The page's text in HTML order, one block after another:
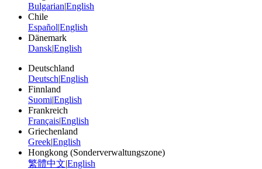
Bulgarian|English
Chile
Español|English
Dänemark
Dansk|English
Deutschland
Deutsch|English
Finnland
Suomi|English
Frankreich
Français|English
Griechenland
Greek|English
Hongkong (Sonderverwaltungszone)
繁體中文|English